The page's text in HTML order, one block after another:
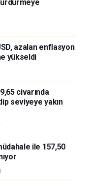
piyasa yorumu olarak
FXStreet bu tür
olarak ortaya
sınırlama olmaksızın
kabul etmemektedir.
azalan enflasyon
yükseldi
civarında
seviyeye yakın
ile 157,50